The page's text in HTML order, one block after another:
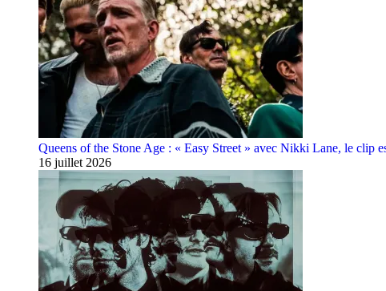
Queens of the Stone Age : « Easy Street » avec Nikki Lane, le clip
16 juillet 2026